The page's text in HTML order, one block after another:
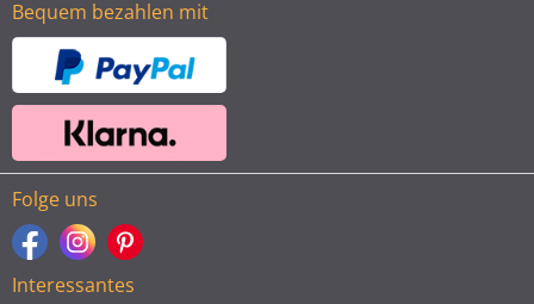
Bequem bezahlen mit
Folge uns
Interessantes